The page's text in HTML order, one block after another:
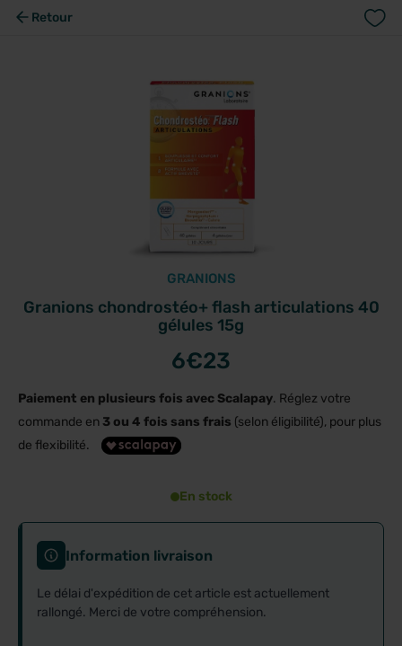
Retour
GRANIONS
Granions chondrostéo+ flash articulations 40
gélules 15g
6€23
Paiement en plusieurs fois avec Scalapay. Réglez votre
commande en 3 ou 4 fois sans frais (selon éligibilité), pour plus
de flexibilité.
En stock
Information livraison
Le délai d'expédition de cet article est actuellement
rallongé. Merci de votre compréhension.